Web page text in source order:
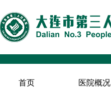
首页 医院概况